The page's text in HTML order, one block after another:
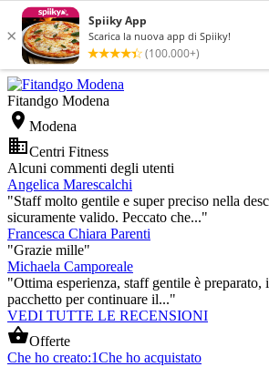
Fitandgo Modena
 Modena
Centri Fitness
Alcuni commenti degli utenti
Angelica Marescalchi
"Staff molto gentile e super preciso nella
sicuramente valido. Peccato che..."
Francesca Chiara Parenti
"Grazie mille"
Michaela Camporeale
"Ottima esperienza, staff gentile è preparato,
pacchetto per continuare il..."
VEDI TUTTE LE RECENSIONI
Offerte
Che ho creato:1Che ho acquistato